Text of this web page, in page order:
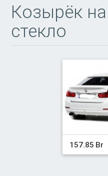
Козырёк
стекло
157.85 Br